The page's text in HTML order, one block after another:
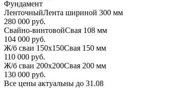
Фундамент
ЛенточныйЛента шириной 300 мм
280 000 руб.
Свайно-винтовойСвая 108 мм
104 000 руб.
Ж/б сваи 150х150Свая 150 мм
110 000 руб.
Ж/б сваи 200х200Свая 200 мм
130 000 руб.
Все цены актуальны до 31.08